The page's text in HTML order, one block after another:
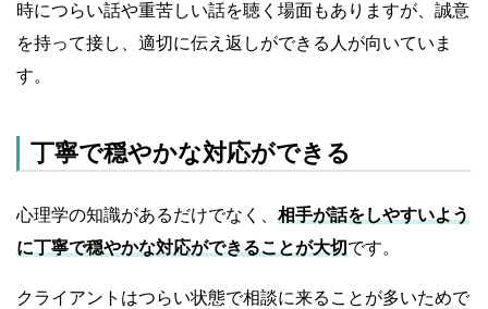
時につらい話や重苦しい話を聴く場面もありますが、誠意
を持って接し、適切に伝え返しができる人が向いていま
す。
丁寧で穏やかな対応ができる
心理学の知識があるだけでなく、 相手が話をしやすいよう
に丁寧で穏やかな対応ができることが大切です。
クライアントはつらい状態で相談に来ることが多いためで